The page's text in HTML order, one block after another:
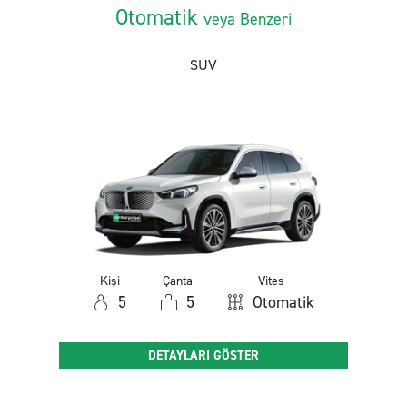
Otomatik veya Benzeri
SUV
Kişi
5
Çanta
5
Vites
Otomatik
DETAYLARI GÖSTER